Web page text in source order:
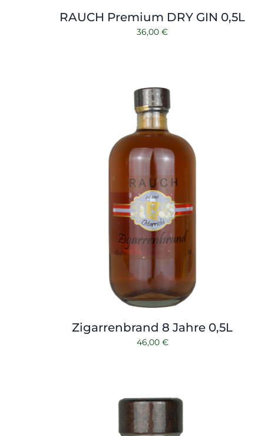
RAUCH Premium DRY GIN 0,5L
36,00€
Zigarrenbrand 8 Jahre 0,5L
46,00 €